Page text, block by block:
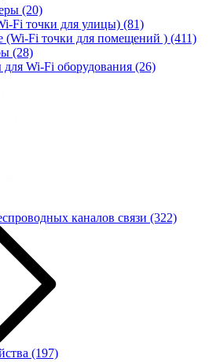
(20)
Fi точки для улицы) (81)
(Wi-Fi точки для помещений ) (411)
(28)
для Wi-Fi оборудования (26)
каналов связи (322)
(197)